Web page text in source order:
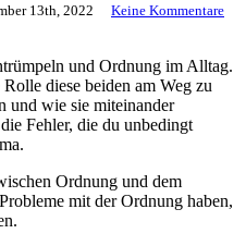
13th, 2022 Keine Kommentare
und Ordnung im Alltag.
diese beiden am Weg zu
und wie sie miteinander
Fehler, die du unbedingt
Ordnung und dem
mit der Ordnung haben,